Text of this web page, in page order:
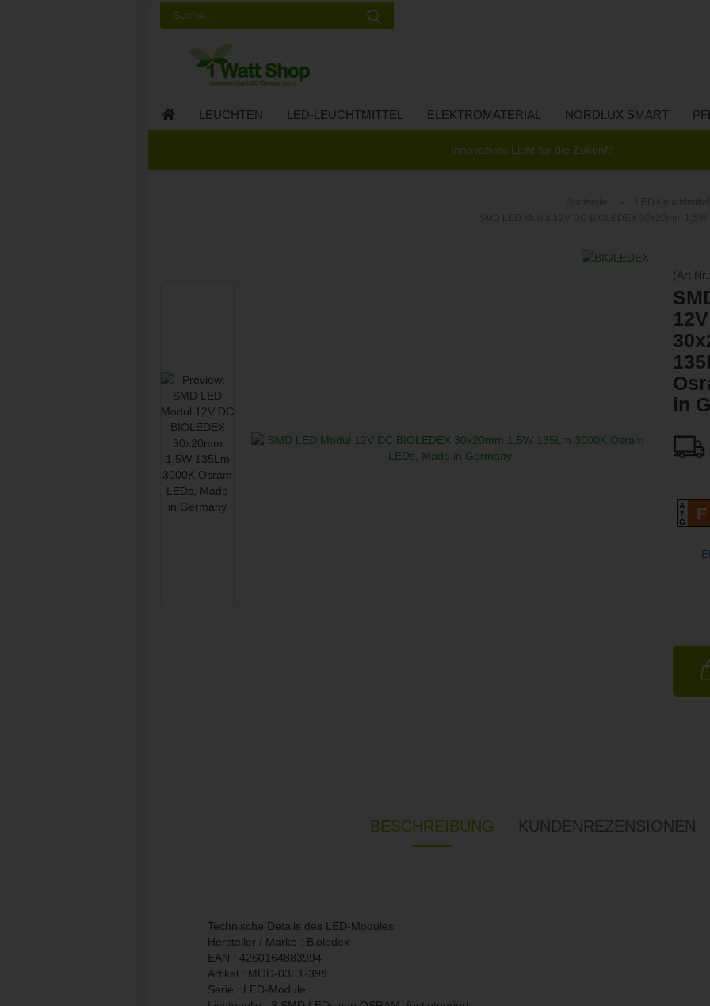
Innovatives Licht für die Zukunft!
LEUCHTEN LED-LEUCHTMITTEL ELEKTROMATERIAL NORDLUX SMART
(Art.Nr.:
in
A
GF
BESCHREIBUNG KUNDENREZENSIONEN
Technische Details des LED-Modules:
Hersteller / Marke : Bioledex
EAN : 4260164883994
Artikel : MOD-03E1-399
Serie : LED-Module